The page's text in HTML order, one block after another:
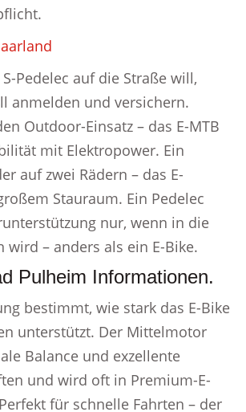
Pedelec auf die Straße will,
anmelden und versichern.
Outdoor-Einsatz – das E-MTB
mit Elektropower. Ein
auf zwei Rädern – das E-
Stauraum. Ein Pedelec
nur, wenn in die
wird – anders als ein E-Bike.
Pulheim Informationen.
bestimmt, wie stark das E-Bike
unterstützt. Der Mittelmotor
Balance und exzellente
und wird oft in Premium-E-
für schnelle Fahrten – der